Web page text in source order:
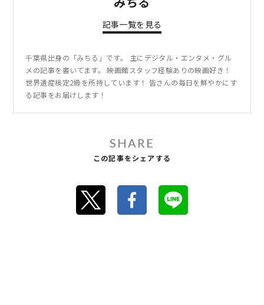
記事一覧を見る
千葉県出身の「みちる」です。 主にデジタル・エンタメ・グル
メの記事を書いてます。 映画館スタッフ経験ありの映画好き！
世界遺産検定2級を所持しています！ 皆さんの毎日を鮮やかにす
る記事をお届けします！
SHARE
この記事をシェアする